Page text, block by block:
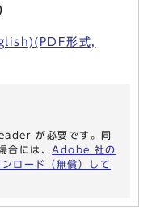
形式,
が必要です。同
合には、 Adobe 社の
ロード（無償）して